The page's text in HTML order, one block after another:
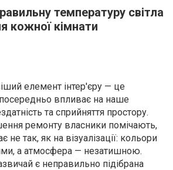
температуру світла
кожної кімнати
елемент інтер'єру — це
впливає на наше
та сприйняття простору.
ремонту власники помічають,
не так, як на візуалізації: кольори
а атмосфера — незатишною.
є неправильно підібрана